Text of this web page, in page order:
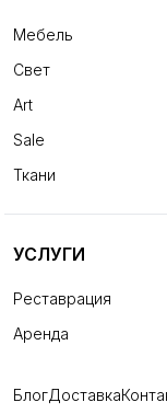
Мебель
Свет
Art
Sale
Ткани
УСЛУГИ
Реставрация
Аренда
БлогДоставка